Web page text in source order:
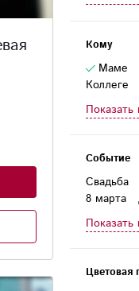
Кустовые
Кому
Маме
Коллеге
Любимой
Дочери
Показать
Событие
Свадьба
8 марта
1 сентября
Новый
23
Показать
Цветовая